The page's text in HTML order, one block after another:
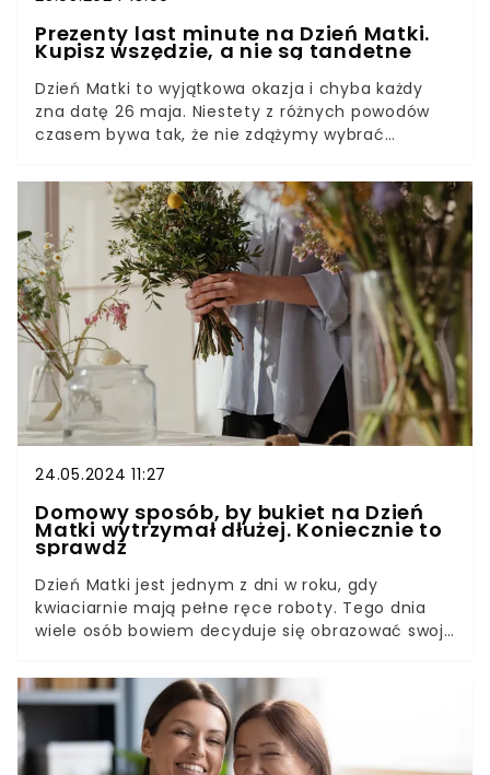
Prezenty last minute na Dzień Matki.
Kupisz wszędzie, a nie są tandetne
Dzień Matki to wyjątkowa okazja i chyba każdy
zna datę 26 maja. Niestety z różnych powodów
czasem bywa tak, że nie zdążymy wybrać
wyzwaniem kupienia podarunku na ostatnią
chwilę. Jak wybrnąć z takiej sytuacji?
Podpowiadamy!
24.05.2024 11:27
Domowy sposób, by bukiet na Dzień
Matki wytrzymał dłużej. Koniecznie to
sprawdź
Dzień Matki jest jednym z dni w roku, gdy
kwiaciarnie mają pełne ręce roboty. Tego dnia
wiele osób bowiem decyduje się obrazować swoje
pięknem dłużej?